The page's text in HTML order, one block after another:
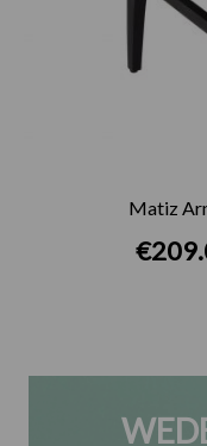
Matiz
€